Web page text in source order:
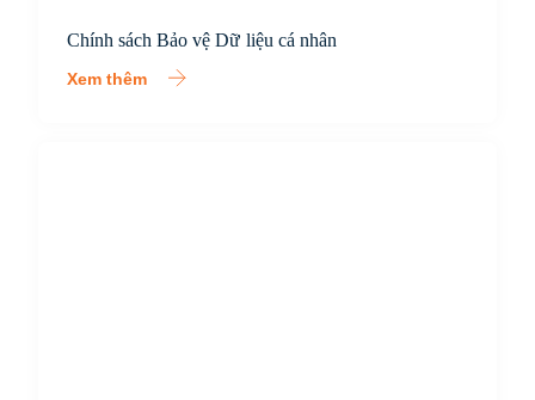
Chính sách Bảo vệ Dữ liệu cá nhân
Xem thêm